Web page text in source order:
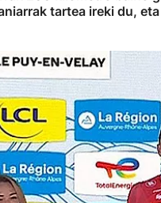
tartea ireki du,